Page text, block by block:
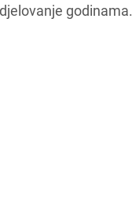
godinama.